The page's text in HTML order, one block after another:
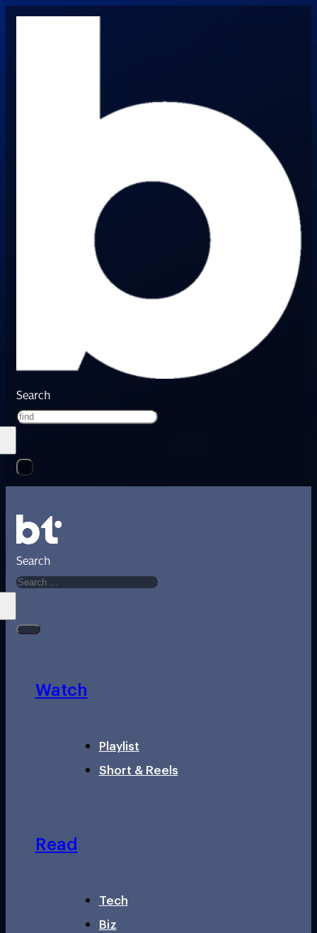
Search
Search
Watch
Playlist
Short & Reels
Read
Tech
Biz